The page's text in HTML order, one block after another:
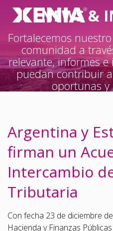
NEWS &
Fortalecemos
comunidad a
relevante, informes
puedan contribuir
oportunas y
Argentina y
firman un
Intercambio
Tributaria
Con fecha 23 de diciembre
Hacienda y Finanzas